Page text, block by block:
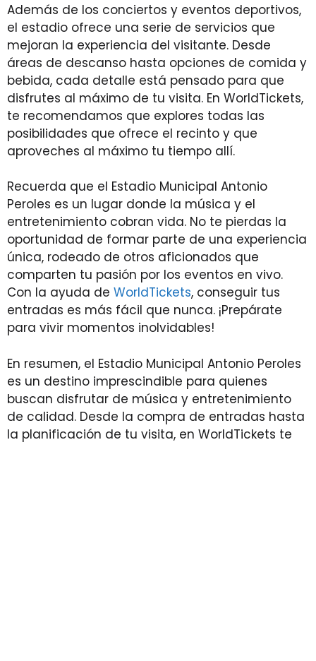
Además de los conciertos y eventos deportivos,
el estadio ofrece una serie de servicios que
mejoran la experiencia del visitante. Desde
áreas de descanso hasta opciones de comida y
bebida, cada detalle está pensado para que
disfrutes al máximo de tu visita. En WorldTickets,
te recomendamos que explores todas las
posibilidades que ofrece el recinto y que
aproveches al máximo tu tiempo allí.
Recuerda que el Estadio Municipal Antonio
Peroles es un lugar donde la música y el
entretenimiento cobran vida. No te pierdas la
oportunidad de formar parte de una experiencia
única, rodeado de otros aficionados que
comparten tu pasión por los eventos en vivo.
Con la ayuda de WorldTickets, conseguir tus
entradas es más fácil que nunca. ¡Prepárate
para vivir momentos inolvidables!
En resumen, el Estadio Municipal Antonio Peroles
es un destino imprescindible para quienes
buscan disfrutar de música y entretenimiento
de calidad. Desde la compra de entradas hasta
la planificación de tu visita, en WorldTickets te